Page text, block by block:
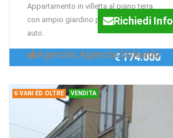
Appartamento in villetta al piano terra
con ampio giardino privato e posto
auto.
Richiedi Info
Agenzia:Agenzia Soleado
€ 174.000
6 VANI ED OLTRE VENDITA